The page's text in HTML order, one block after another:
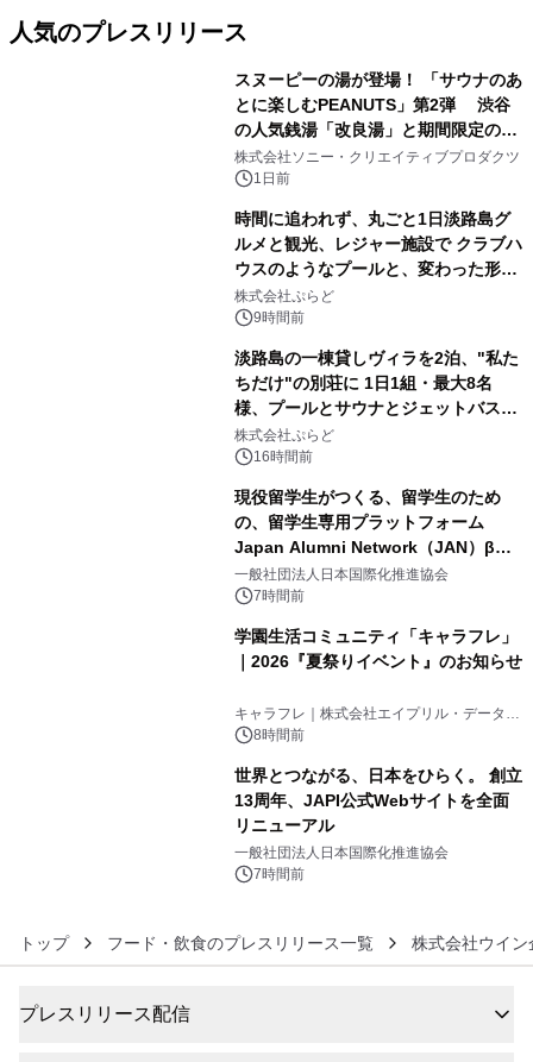
人気のプレスリリース
スヌーピーの湯が登場！ 「サウナのあ
とに楽しむPEANUTS」第2弾 渋谷
の人気銭湯「改良湯」と期間限定のコ
ラボレーション サウナイキタイコラ
ボグッズも発売決定！
株式会社ソニー・クリエイティブプロダクツ
1日前
時間に追われず、丸ごと1日淡路島グ
ルメと観光、レジャー施設で クラブハ
ウスのようなプールと、変わった形の
サウナも 「THE BOXY AWAJI」のお
得な素泊まり連泊プランで
株式会社ぷらど
9時間前
淡路島の一棟貸しヴィラを2泊、"私た
ちだけ"の別荘に 1日1組・最大8名
様、プールとサウナとジェットバス付
きで Villa Mon Temps AWAJIの連泊
素泊りプラン
株式会社ぷらど
16時間前
現役留学生がつくる、留学生のため
の、留学生専用プラットフォーム
Japan Alumni Network（JAN）β版
をリリース
一般社団法人日本国際化推進協会
7時間前
学園生活コミュニティ「キャラフレ」
｜2026『夏祭りイベント』のお知らせ
キャラフレ｜株式会社エイプリル・データ・
デザインズ
8時間前
世界とつながる、日本をひらく。 創立
13周年、JAPI公式Webサイトを全面
リニューアル
一般社団法人日本国際化推進協会
7時間前
トップ フード・飲食のプレスリリース一覧 株式会社ウイン
プレスリリース配信